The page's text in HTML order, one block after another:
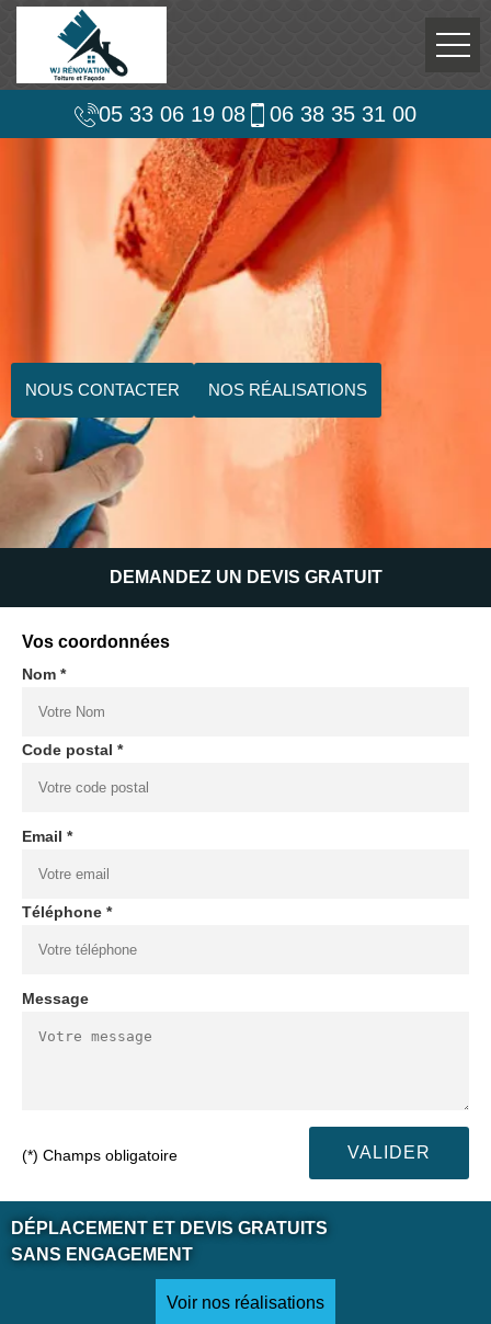
05 33 06 19 08 06 38 35 31 00
NOUS CONTACTER NOS RÉALISATIONS
DEMANDEZ UN DEVIS GRATUIT
Vos coordonnées
Nom *
Code postal *
Email *
Téléphone *
Message
(*) Champs obligatoire
DÉPLACEMENT ET DEVIS GRATUITS
SANS ENGAGEMENT
Voir nos réalisations